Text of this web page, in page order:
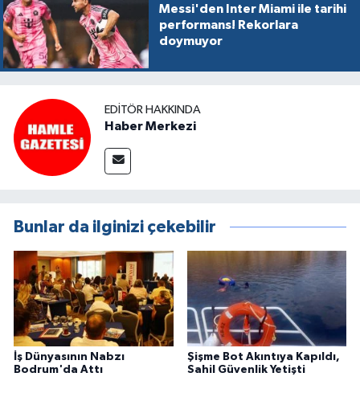
Messi'den Inter Miami ile tarihi
performans! Rekorlara
doymuyor
EDITÖR HAKKINDA
Haber Merkezi
Bunlar da ilginizi çekebilir
İş Dünyasının Nabzı
Bodrum'da Attı
Şişme Bot Akıntıya Kapıldı,
Sahil Güvenlik Yetişti